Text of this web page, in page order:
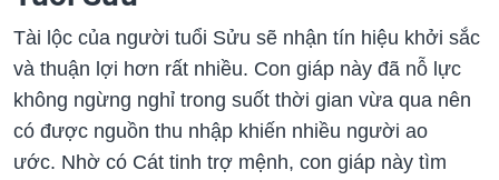
Tài lộc của người tuổi Sửu sẽ nhận tín hiệu khởi sắc
và thuận lợi hơn rất nhiều. Con giáp này đã nỗ lực
không ngừng nghỉ trong suốt thời gian vừa qua nên
có được nguồn thu nhập khiến nhiều người ao
ước. Nhờ có Cát tinh trợ mệnh, con giáp này tìm